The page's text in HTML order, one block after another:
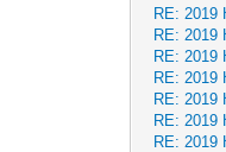
RE:
RE:
RE:
RE:
RE:
RE:
RE: